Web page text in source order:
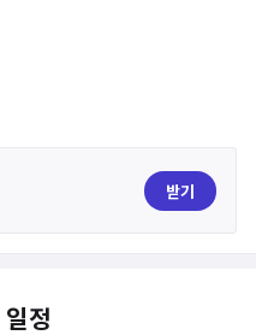
받기
일정